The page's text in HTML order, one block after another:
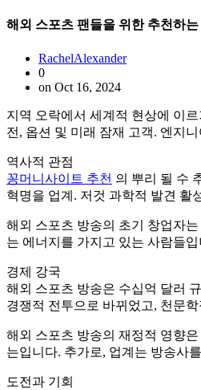
해외 스포츠 팬들을 위한 추천하
RachelAlexander
0
on Oct 16, 2024
지역 오락에서 세계적 현상에 이
전, 옵션 및 미래 잠재 고객. 엔지
역사적 관점
꽁머니사이트 추천 의 뿌리 될 수
혁명을 업계. 저것 과학적 발견 활
해외 스포츠 방송의 초기 창업자
는 에너지를 가지고 있는 사람들
경제 강국
해외 스포츠 방송은 수십억 달러
경쟁적 전투으로 바뀌었고, 천문
해외 스포츠 방송의 재정적 영향
는입니다. 추가로, 업계는 방송사
도전과 기회